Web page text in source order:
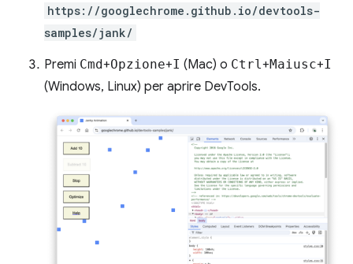
https://googlechrome.github.io/devtools-
samples/jank/
Premi Cmd+Opzione+I (Mac) o Ctrl+Maiusc+I
(Windows, Linux) per aprire DevTools.